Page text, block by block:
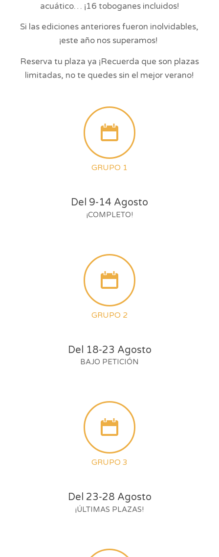
acuático… ¡16 toboganes incluidos!
Si las ediciones anteriores fueron inolvidables,
¡este año nos superamos!
Reserva tu plaza ya ¡Recuerda que son plazas
limitadas, no te quedes sin el mejor verano!
GRUPO 1
Del 9-14 Agosto
¡COMPLETO!
GRUPO 2
Del 18-23 Agosto
BAJO PETICIÓN
GRUPO 3
Del 23-28 Agosto
¡ÚLTIMAS PLAZAS!